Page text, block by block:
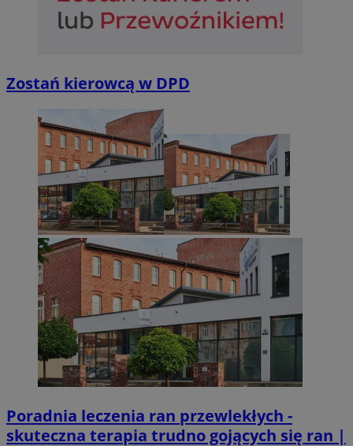
Zostań kierowcą w DPD
Poradnia leczenia ran przewlekłych -
skuteczna terapia trudno gojących się ran |
Niezbędne Wydajność Targetowanie
Niezbędne pliki cookie umożliwiają korzystanie z podstawowych
takich jak logowanie użytkownika i zarządzanie kontem. Bez
można prawidłowo korzystać ze strony internetowej.
Nazwa
Provider/
Domena
SessID
sosnowiecki.pl
QeSessID
MvSessID sosnowiecki.pl